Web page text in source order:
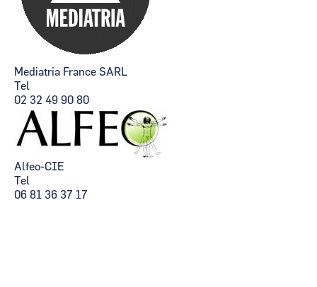
Mediatria France SARL
Tel
02 32 49 90 80
Alfeo-CIE
Tel
06 81 36 37 17